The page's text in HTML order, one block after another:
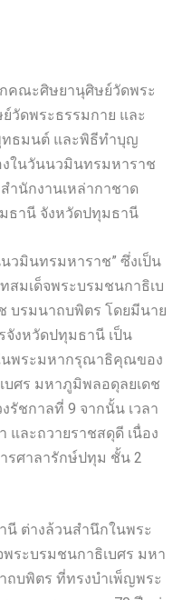
คณะศิษยานุศิษย์วัดพระ
วัดพระธรรมกาย และ
ธมนต์ และพิธีทำบุญ
งในวันนวมินทรมหาราช
ำนักงานเหล่ากาชาด
ธานี จังหวัดปทุมธานี
วมินทรมหาราช” ซึ่งเป็น
สมเด็จพระบรมชนกาธิเบ
บรมนาถบพิตร โดยมีนาย
งหวัดปทุมธานี เป็น
นพระมหากรุณาธิคุณของ
บศร มหาภูมิพลอดุลยเดช
ชกาลที่ 9 จากนั้น เวลา
และถวายราชสดุดี เนื่อง
ศาลารักษ์ปทุม ชั้น 2
ต่างล้วนสำนึกในพระ
ระบรมชนกาธิเบศร มหา
บพิตร ที่ทรงบำเพ็ญพระ